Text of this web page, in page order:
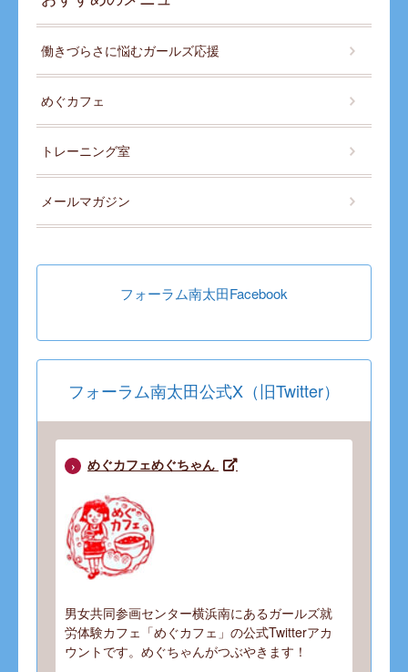
働きづらさに悩むガールズ応援
めぐカフェ
トレーニング室
メールマガジン
フォーラム南太田Facebook
フォーラム南太田公式X（旧Twitter）
めぐカフェめぐちゃん
男女共同参画センター横浜南にあるガールズ就
労体験カフェ「めぐカフェ」の公式Twitterアカ
ウントです。めぐちゃんがつぶやきます！